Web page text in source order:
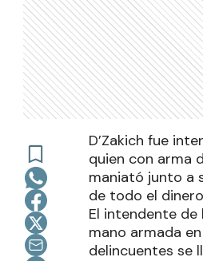
D’Zakich fue
quien con arma
maniató junto a
de todo el
El intendente de
mano armada
delincuentes se